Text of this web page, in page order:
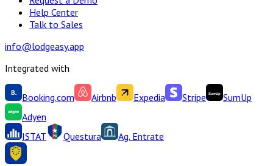
Help Center
Talk to Sales
info@lodgeasy.app
Integrated with
Booking.com Airbnb Expedia Stripe
SumUp
Adyen
ISTAT
Questura Ag. Entrate